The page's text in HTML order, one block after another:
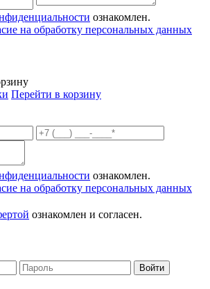
ознакомлен.
на обработку персональных данных
Перейти в корзину
ознакомлен.
на обработку персональных данных
ознакомлен и согласен.
Войти